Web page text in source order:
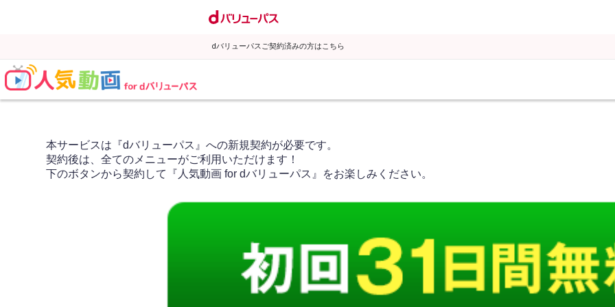
dバリューパスご契約済みの方はこちら
本サービスは『dバリューパス』への新規契約が必要です。
契約後は、全てのメニューがご利用いただけます！
下のボタンから契約して『人気動画 for dバリューパス』をお楽しみください。